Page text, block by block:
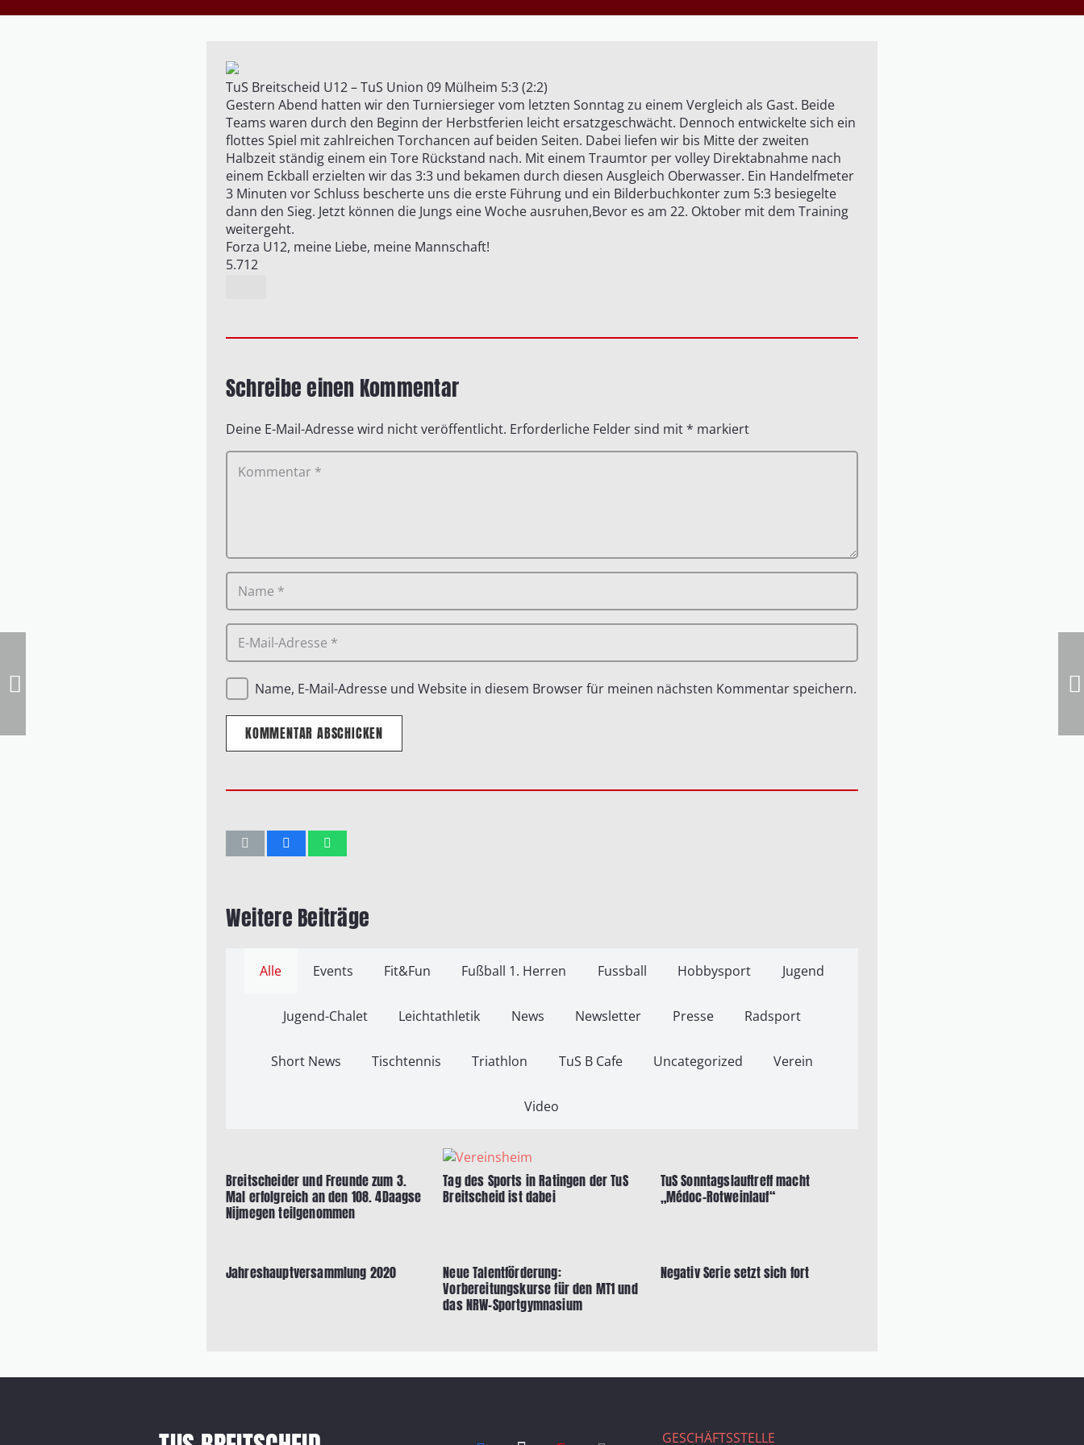
TuS Breitscheid U12 – TuS Union 09 Mülheim 5:3 (2:2)
Gestern Abend hatten wir den Turniersieger vom letzten Sonntag zu einem Vergleich als Gast. Beide
Teams waren durch den Beginn der Herbstferien leicht ersatzgeschwächt. Dennoch entwickelte sich ein
flottes Spiel mit zahlreichen Torchancen auf beiden Seiten. Dabei liefen wir bis Mitte der zweiten
Halbzeit ständig einem ein Tore Rückstand nach. Mit einem Traumtor per volley Direktabnahme nach
einem Eckball erzielten wir das 3:3 und bekamen durch diesen Ausgleich Oberwasser. Ein Handelfmeter
3 Minuten vor Schluss bescherte uns die erste Führung und ein Bilderbuchkonter zum 5:3 besiegelte
dann den Sieg. Jetzt können die Jungs eine Woche ausruhen,Bevor es am 22. Oktober mit dem Training
weitergeht.
Forza U12, meine Liebe, meine Mannschaft!
5.712
Schreibe einen Kommentar
Deine E-Mail-Adresse wird nicht veröffentlicht. Erforderliche Felder sind mit* markiert
Name, E-Mail-Adresse und Website in diesem Browser für meinen nächsten Kommentar speichern.
KOMMENTAR ABSCHICKEN
Weitere Beiträge
Alle Events Fit&Fun Fußball 1. Herren Fussball Hobbysport Jugend
Jugend-Chalet Leichtathletik News Newsletter Presse Radsport
Short News Tischtennis Triathlon TuS B Cafe Uncategorized Verein
Video
Breitscheider und Freunde zum 3.
Mal erfolgreich an den 108. 4Daagse
Nijmegen teilgenommen
Tag des Sports in Ratingen der TuS
Breitscheid ist dabei
TuS Sonntagslauftreff macht
„Médoc-Rotweinlauf“
Jahreshauptversammlung 2020
Neue Talentförderung:
Vorbereitungskurse für den MT1 und
das NRW-Sportgymnasium
Negativ Serie setzt sich fort
GESCHÄFTSSTELLE